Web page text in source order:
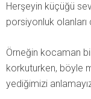
Herşeyin küçüğü
porsiyonluk
Örneğin kocaman
korkuturken, böyle
yediğimizi